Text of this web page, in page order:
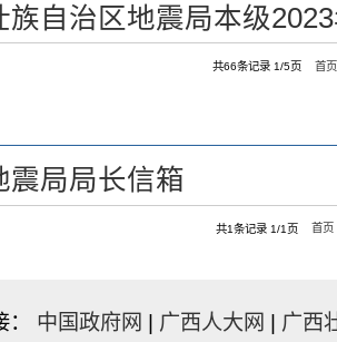
族自治区地震局本级
共66条记录 1/5页 首页
震局局长信箱
共1条记录 1/1页 首页
： 中国政府网 | 广西人大网 | 广西